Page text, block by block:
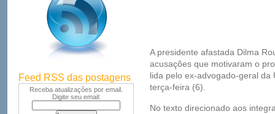
Feed RSS das postagens
Receba atualizações por email.
Digite seu email:
A presidente afastada Dilma
acusações que motivaram o
lida pelo ex-advogado-geral
terça-feira (6).
No texto direcionado aos